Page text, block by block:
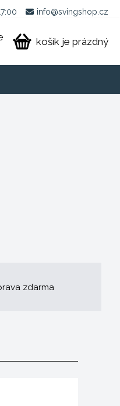
info@svingshop.cz
košík je prázdný
zdarma